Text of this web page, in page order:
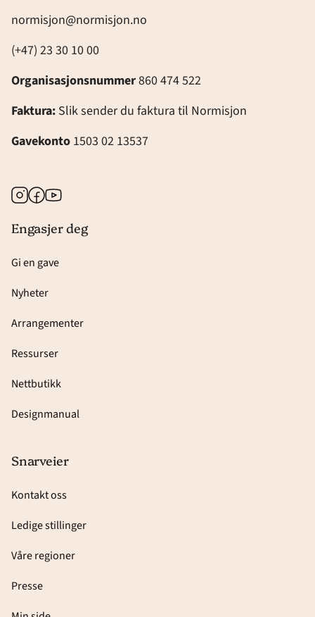
normisjon@normisjon.no
(+47) 23 30 10 00
Organisasjonsnummer860 474 522
Faktura: Slik sender du faktura til Normisjon
Gavekonto 1503 02 13537
Instagram
Facebook
Youtube
Engasjer deg
Gi en gave
Nyheter
Arrangementer
Ressurser
Nettbutikk
Designmanual
Snarveier
Kontakt oss
Ledige stillinger
Våre regioner
Presse